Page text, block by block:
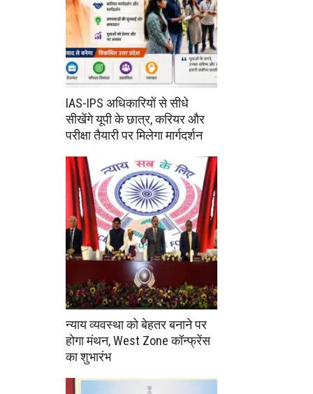
IAS-IPS अधिकारियों से सीधे
सीखेंगे यूपी के छात्र, करियर और
परीक्षा तैयारी पर मिलेगा मार्गदर्शन
न्याय व्यवस्था को बेहतर बनाने पर
होगा मंथन, West Zone कॉन्फ्रेंस
का शुभारंभ